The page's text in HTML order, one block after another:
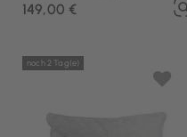
149,00 €
noch 2 Tag(e)